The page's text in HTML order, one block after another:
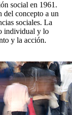
social en 1961.
del concepto a un
sociales. La
individual y lo
y la acción.